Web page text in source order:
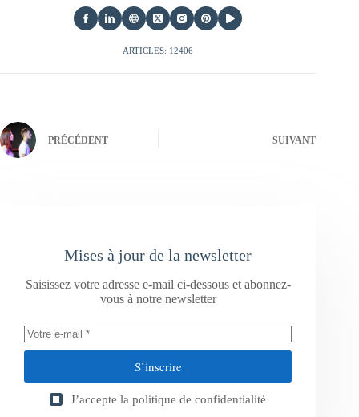
ARTICLES: 12406
PRÉCÉDENT SUIVANT
Mises à jour de la newsletter
Saisissez votre adresse e-mail ci-dessous et abonnez-
vous à notre newsletter
S’inscrire
J’accepte la politique de confidentialité